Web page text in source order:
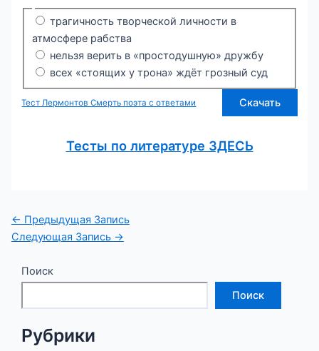
трагичность творческой личности в
атмосфере рабства
нельзя верить в «простодушную» дружбу
всех «стоящих у трона» ждёт грозный суд
Тест Лермонтов Смерть поэта с ответами Скачать
Тесты по литературе ЗДЕСЬ
Навигация
по
← Предыдущая Запись
Следующая Запись →
Поиск
Поиск
Рубрики